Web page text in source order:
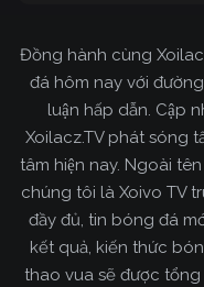
tin về bóng đá cực
Đồng hành cùng
đá hôm nay với
luận hấp dẫn. Cập
Xoilacz.TV phát sóng
tâm hiện nay. Ngoài
chúng tôi là Xoivo TV
đầy đủ, tin bóng đá
kết quả, kiến thức
thao vua sẽ được